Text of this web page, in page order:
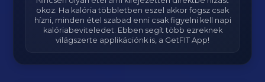
okoz. Ha kalória többletben eszel akkor fogsz csak
hízni, minden étel szabad enni csak figyelni kell napi
kalóriabeviteledet. Ebben segít több ezreknek
világszerte applikációnk is, a GetFIT App!